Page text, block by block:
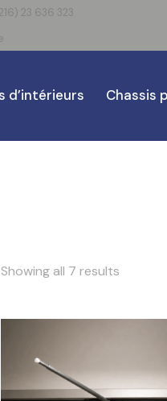
23 636 323
d’intérieurs Chassis
Showing all 7 results